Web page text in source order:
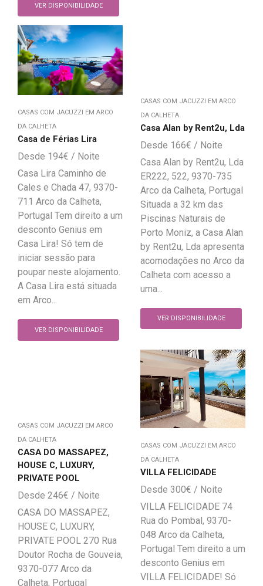
VER DISPONIBILIDADE
CASAS COM JACUZZI EM ARCO
DA CALHETA
Casa de Férias Lira
194€
Casa Lira Caminho de
Cales e Chada 47, 9370-
711 Arco da Calheta,
Portugal Tem direito a um
desconto Genius em
Casa Lira! Só tem de
iniciar sessão para
poupar neste alojamento.
A Casa Lira está situada
em Arco...
VER DISPONIBILIDADE
CASAS COM JACUZZI EM ARCO
DA CALHETA
Casa Alan by Rent2u, Lda
166€
Casa Alan by Rent2u, Lda
ER222, 522, 9370-735
Arco da Calheta, Portugal
Situada a 32 km das
Piscinas Naturais de
Porto Moniz, a Casa Alan
by Rent2u, Lda apresenta
acomodações no Arco da
Calheta com acesso a
uma...
VER DISPONIBILIDADE
CASAS COM JACUZZI EM ARCO
DA CALHETA
CASA DO MASSAPEZ,
HOUSE C, LUXURY,
PRIVATE POOL
246€
CASA DO MASSAPEZ,
HOUSE C, LUXURY,
PRIVATE POOL 270 Rua
Doutor Rocha de Gouveia,
9370-077 Arco da
Calheta, Portugal
CASAS COM JACUZZI EM ARCO
DA CALHETA
VILLA FELICIDADE
300€
VILLA FELICIDADE 74
Rua do Pombal, 9370-
048 Arco da Calheta,
Portugal Tem direito a um
desconto Genius em
VILLA FELICIDADE! Só